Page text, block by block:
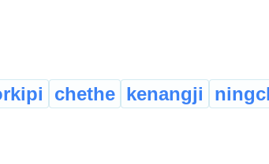
chethe kenangji